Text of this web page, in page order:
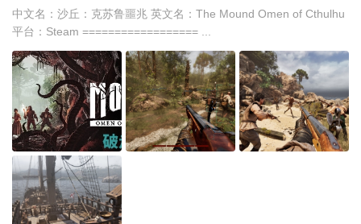
中文名：沙丘：克苏鲁噩兆 英文名：The Mound Omen of Cthulhu
平台：Steam ================== ...